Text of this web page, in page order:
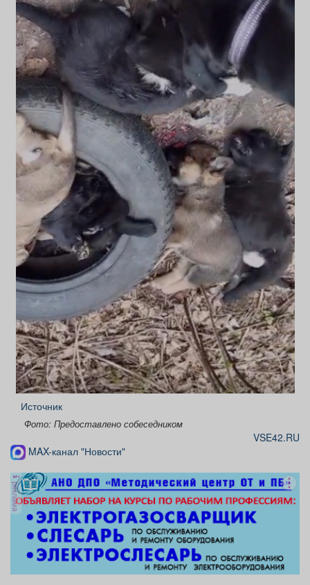
Источник
Фото: Предоставлено собеседником
VSE42.RU
MAX-канал "Новости"
реклама